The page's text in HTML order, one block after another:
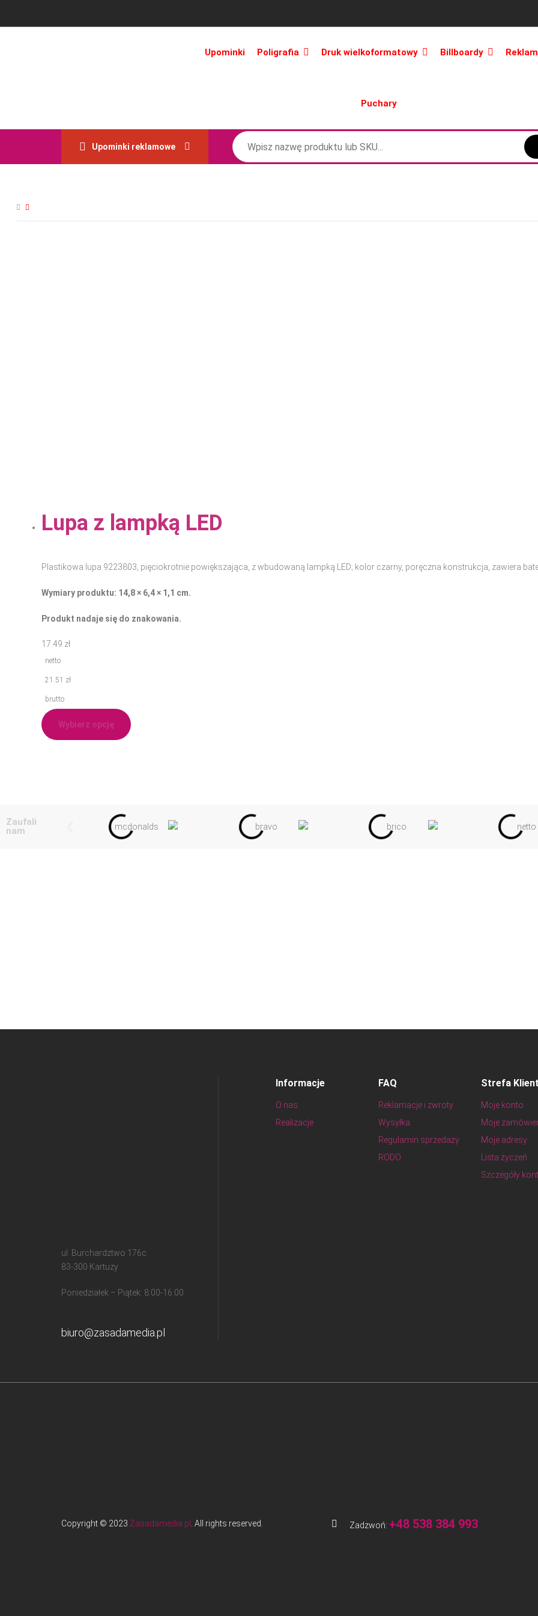
Upominki Poligrafia Druk wielkoformatowy Billboardy
Puchary
Upominki reklamowe
Lupa z lampką LED
Plastikowa lupa 9223803, pięciokrotnie powiększająca, z wbudowaną lampką LED; kolor czarny, poręczna konstrukcja, zawiera
Wymiary produktu: 14,8 × 6,4 × 1,1 cm.
Produkt nadaje się do znakowania.
17.49 zł
netto
21.51 zł
brutto
Wybierz opcję
Zaufali
nam
ul. Burchardztwo 176c
83-300 Kartuzy
Poniedziałek – Piątek: 8:00-16:00
biuro@zasadamedia.pl
Informacje
O nas
Realizacje
FAQ
Reklamacje i zwroty
Wysyłka
Regulamin sprzedaży
RODO
Strefa
Moje konto
Moje
Moje adresy
Lista życzeń
Szczegóły
Copyright © 2023 Zasadamedia.pl . All rights reserved. Zadzwoń: +48 538 384 993